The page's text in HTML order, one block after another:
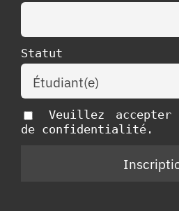
Statut
Veuillez
de confidentialité.